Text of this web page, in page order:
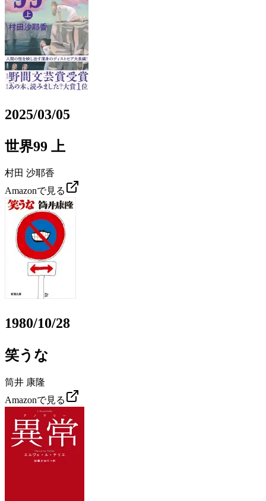
2025/03/05
世界99 上
村田 沙耶香
Amazonで見る
1980/10/28
笑うな
筒井 康隆
Amazonで見る